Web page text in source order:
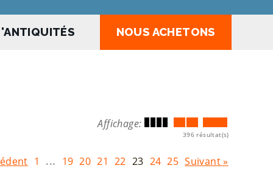
NOUS ACHETONS
Affichage:
396 résultat(s)
1 ... 19 20 21 22 23 24 25 Suivant »